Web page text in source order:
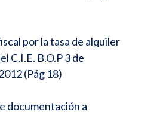
por la tasa de alquiler
C.I.E. B.O.P 3 de
(Pág 18)
documentación a